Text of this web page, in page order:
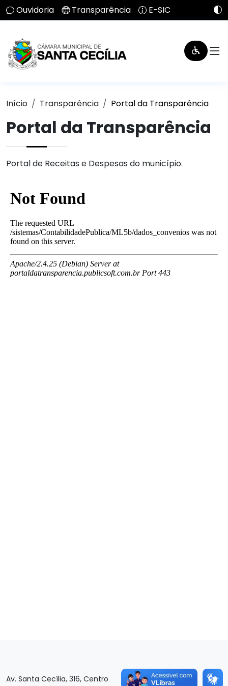
Ouvidoria Transparência E-SIC
Início Transparência Portal da Transparência
Portal da Transparência
Portal de Receitas e Despesas do município.
Av. Santa Cecília, 316, Centro